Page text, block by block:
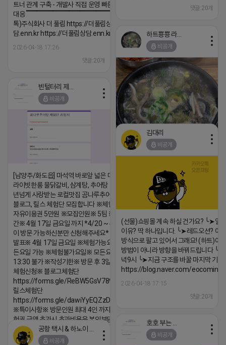
트너 관계 구축 - 개발사 직접 운영 빠른 피드백
대응 ▔▔▔▔▔▔▔▔▔▔▔▔▔▔▔▔▔▔ (카
톡)주식회사 더 풀림 https://더풀림상
담.enn.kr https://더풀림상담.enn.kr
2026-04-18 17:26
댓글:20개
댓글:20개
하트뿅뿅 라이언
비공개
https://m.blog.naver.com/
2026-04-18 17:23
비공개
[남양주/화도읍] 마석역 바로앞 넓은 매장과, 프
라이빗한룸 물닭갈비, 삼계탕, 추어탕 맛집 10
년넘게 사랑받는 로컬맛집 곰나루추어탕에서
블로그, 릴스 체험단 모집합니다 ※체험메뉴※
자유이용권 5만원 ※모집인원※ 5팀 ※모집기
간※ 4월 17일 금요일 까지 *4/20 ~ 4/26 사
이 방문 가능하신분만 신청해주세요* ※체험단
발표※ 4월 17일 금요일 ※체험가능요일※ 모
든요일 가능 ※체험불가요일※ 모든요일 12 ~
13:30 불가 ※작성기한※ 방문 후 3일 이내 ※
체험신청※ 블로그체험단
https://forms.gle/ReBW5GsV789ur2Pz6
릴스체험단
https://forms.gle/dawiYyEQZzDdqf8W8
※특이사항※ 방문인원 최대 4인 까지 가능 체
험권 금액 초과시 초과비용은 본인부담입니다.
2026-04-18 17:18
김대리
비공개
(선물)쇼핑몰 계속 하실 건가요? ╰➤열
이유? 딱 하나입니다. ╰➤레드오션? 아
방식으로 팔고 있어서 그래요! (하트)이
방법이 아니라 방향을 바꿔드립니다
녁9시 ╰➤지금 구조를 바꿀 마지막 기회
https://blog.naver.com/eocomim/
2026-04-18 17:15
댓글:20개
비공개
비공개